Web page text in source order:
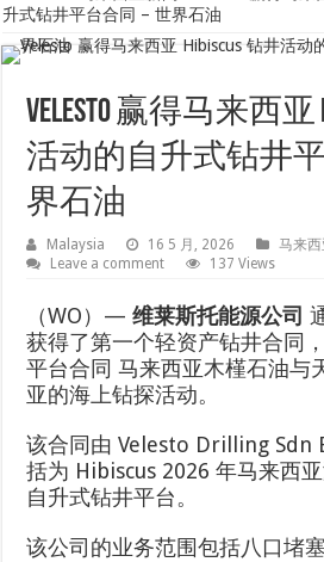
升式钻井平台合同 – 世界石油
Velesto 赢得马来西亚
活动的自升式钻井
界石油
Malaysia 16 5 月, 2026
马来西
Leave a comment
137 Views
（WO）—维莱斯托能源公司
获得了第一个轻资产钻井合同
平台合同马来西亚木槿石油与
亚的海上钻探活动。
该合同由 Velesto Drilling Sdn
括为 Hibiscus 2026 年马来西
自升式钻井平台。
该公司的业务范围包括八口堵